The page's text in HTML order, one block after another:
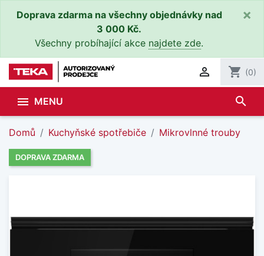
Doprava zdarma na všechny objednávky nad
3 000 Kč.
Všechny probíhající akce najdete zde.
×
 shopping_cart (0)
 MENU search
Domů Kuchyňské spotřebiče Mikrovlnné trouby
DOPRAVA ZDARMA